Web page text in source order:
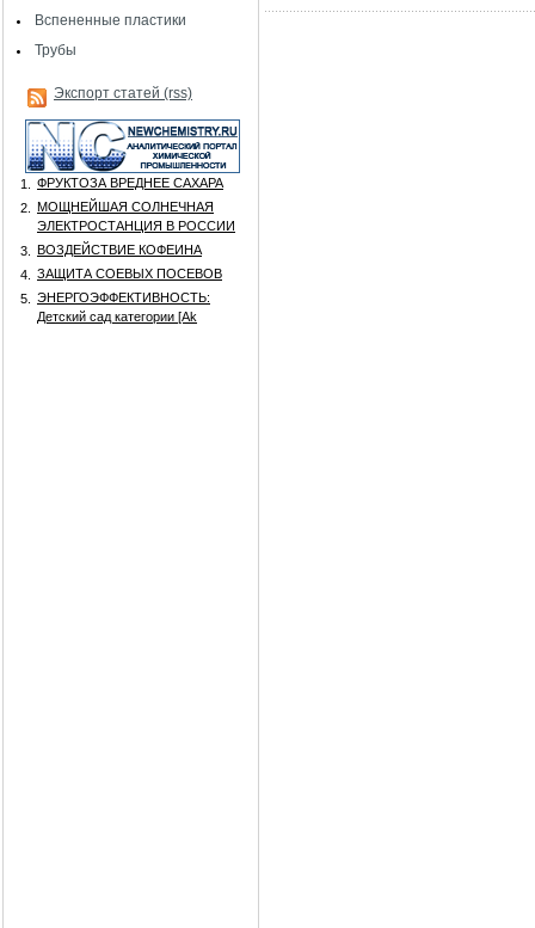
Вспененные пластики
Трубы
Экспорт статей (rss)
1.
ФРУКТОЗА ВРЕДНЕЕ САХАРА
2.
МОЩНЕЙШАЯ СОЛНЕЧНАЯ
ЭЛЕКТРОСТАНЦИЯ В РОССИИ
3.
ВОЗДЕЙСТВИЕ КОФЕИНА
4.
ЗАЩИТА СОЕВЫХ ПОСЕВОВ
5.
ЭНЕРГОЭФФЕКТИВНОСТЬ:
Детский сад категории [Аk